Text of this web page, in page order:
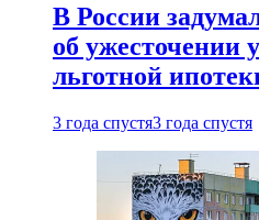
В России
об ужесточении
льготной
3 года спустя3 года спустя